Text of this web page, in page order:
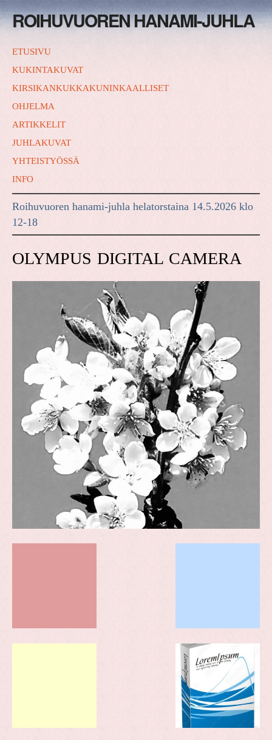
ROIHUVUOREN HANAMI-JUHLA
ETUSIVU
KUKINTAKUVAT
KIRSIKANKUKKAKUNINKAALLISET
OHJELMA
ARTIKKELIT
JUHLAKUVAT
YHTEISTYÖSSÄ
INFO
Roihuvuoren hanami-juhla helatorstaina 14.5.2026 klo
12-18
OLYMPUS DIGITAL CAMERA